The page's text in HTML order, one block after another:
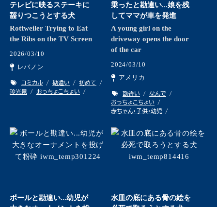
テレビに映るステーキに
齧りつこうとする犬
Rottweiler Trying to Eat
the Ribs on the TV Screen
2026/03/10
レバノン
コミカル 勘違い
初めて
珍光景
おっちょこちょい
乗ったと勘違い...娘を残
してママが車を発進
A young girl on the
driveway opens the door
of the car
2024/03/10
アメリカ
勘違い
なんで
おっちょこちょい
赤ちゃん・子供・幼児
ボールと勘違い...幼児が
水皿の底にある骨の絵を